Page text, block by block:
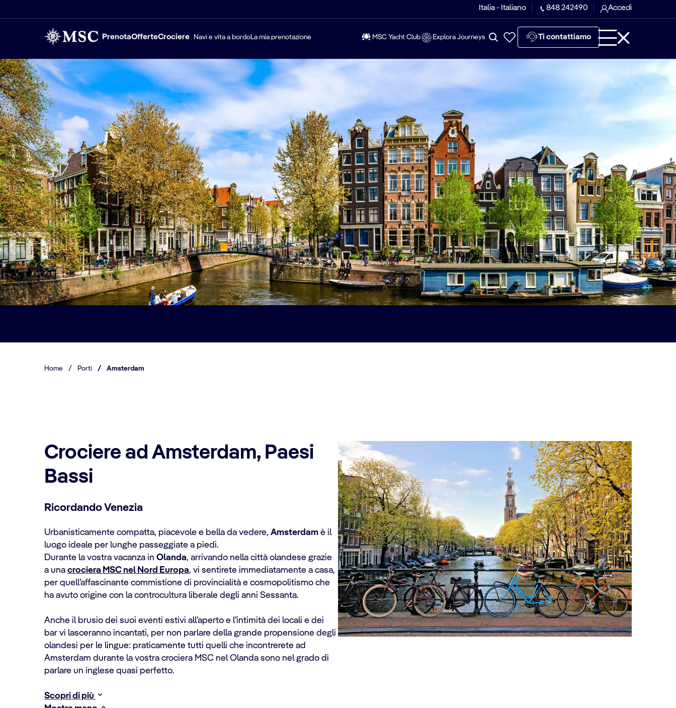
Italia - Italiano 848 242490 Accedi
PrenotaOfferteCrociere Navi e vita a bordoLa mia prenotazione MSC Yacht Club Explora Journeys Ti contattiamo
Home / Porti / Amsterdam
Crociere ad Amsterdam, Paesi
Bassi
Ricordando Venezia
Urbanisticamente compatta, piacevole e bella da vedere, Amsterdam è il
luogo ideale per lunghe passeggiate a piedi.
Durante la vostra vacanza in Olanda, arrivando nella città olandese grazie
a una crociera MSC nel Nord Europa, vi sentirete immediatamente a casa,
per quell’affascinante commistione di provincialità e cosmopolitismo che
ha avuto origine con la controcultura liberale degli anni Sessanta.
Anche il brusio dei suoi eventi estivi all’aperto e l’intimità dei locali e dei
bar vi lasceranno incantati, per non parlare della grande propensione degli
olandesi per le lingue: praticamente tutti quelli che incontrerete ad
Amsterdam durante la vostra crociera MSC nel Olanda sono nel grado di
parlare un inglese quasi perfetto.
Scopri di più